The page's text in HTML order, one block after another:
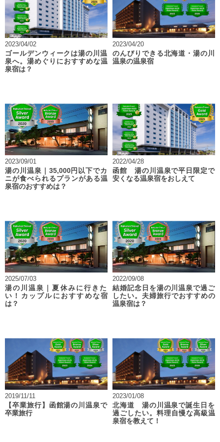
2023/04/02
ゴールデンウィークは湯の川温
泉へ。湯めぐりにおすすめな温
泉宿は？
2023/04/20
のんびりできる北海道・湯の川
温泉の温泉宿
2023/09/01
湯の川温泉｜35,000円以下でカ
ニが食べられるプランがある温
泉宿のおすすめは？
2022/04/28
函館 湯の川温泉で平日限定で
安くなる温泉宿をおしえて
2025/07/03
湯の川温泉｜夏休みに行きた
い！カップルにおすすめな宿
は？
2022/09/08
結婚記念日を湯の川温泉で過ご
したい。夫婦旅行でおすすめの
温泉宿は？
2019/11/11
【卒業旅行】函館湯の川温泉で
卒業旅行
2023/01/08
北海道 湯の川温泉で誕生日を
過ごしたい。料理自慢な高級温
泉宿を教えて！